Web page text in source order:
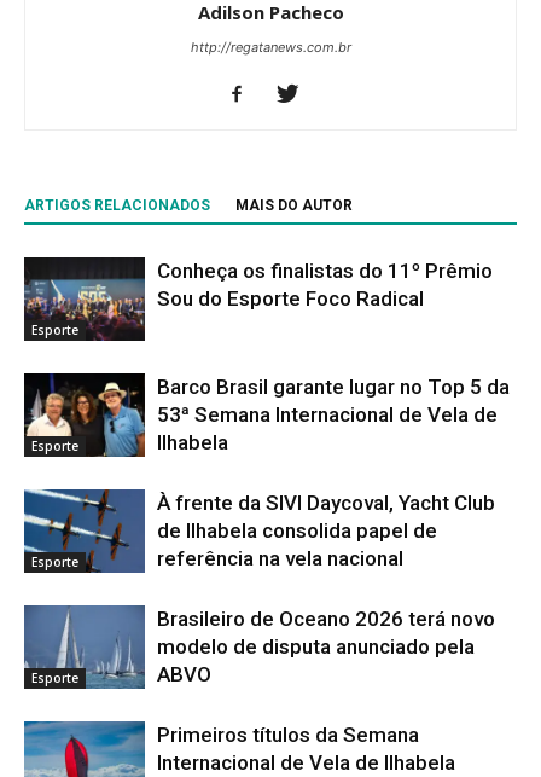
Adilson Pacheco
http://regatanews.com.br
ARTIGOS RELACIONADOS MAIS DO AUTOR
Esporte
Conheça os finalistas do 11º Prêmio
Sou do Esporte Foco Radical
Esporte
Barco Brasil garante lugar no Top 5 da
53ª Semana Internacional de Vela de
Ilhabela
Esporte
À frente da SIVI Daycoval, Yacht Club
de Ilhabela consolida papel de
referência na vela nacional
Esporte
Brasileiro de Oceano 2026 terá novo
modelo de disputa anunciado pela
ABVO
Primeiros títulos da Semana
Internacional de Vela de Ilhabela